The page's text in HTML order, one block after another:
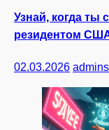
Узнай, когда ты
резидентом
02.03.2026